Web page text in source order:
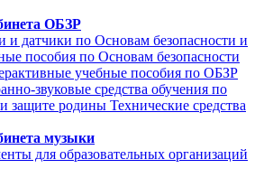
ОБЗР
и датчики по Основам безопасности и
пособия по Основам безопасности
учебные пособия по ОБЗР
звуковые средства обучения по
защите родины Технические средства
музыки
для образовательных организаций